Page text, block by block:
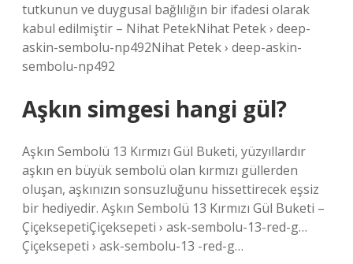
tutkunun ve duygusal bağlılığın bir ifadesi olarak
kabul edilmiştir – Nihat PetekNihat Petek › deep-
askin-sembolu-np492Nihat Petek › deep-askin-
sembolu-np492
Aşkın simgesi hangi gül?
Aşkın Sembolü 13 Kırmızı Gül Buketi, yüzyıllardır
aşkın en büyük sembolü olan kırmızı güllerden
oluşan, aşkınızın sonsuzluğunu hissettirecek eşsiz
bir hediyedir. Aşkın Sembolü 13 Kırmızı Gül Buketi –
ÇiçeksepetiÇiçeksepeti › ask-sembolu-13-red-g…
Çiçeksepeti › ask-sembolu-13 -red-g…